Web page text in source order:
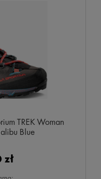
TREK Woman
Blue